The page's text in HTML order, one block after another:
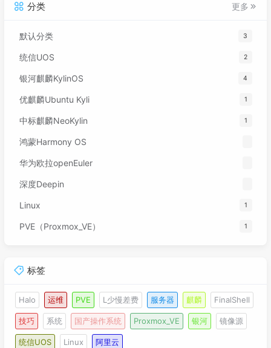
分类 更多
默认分类 3
统信UOS 2
银河麒麟KylinOS 4
优麒麟Ubuntu Kyli 1
中标麒麟NeoKylin 1
鸿蒙Harmony OS
华为欧拉openEuler
深度Deepin
Linux 1
PVE（Proxmox_VE） 1
标签
Halo 运维 PVE L少慢差费 服务器 麒麟 FinalShell
技巧 系统 国产操作系统 Proxmox_VE 银河 镜像源
统信UOS Linux 阿里云